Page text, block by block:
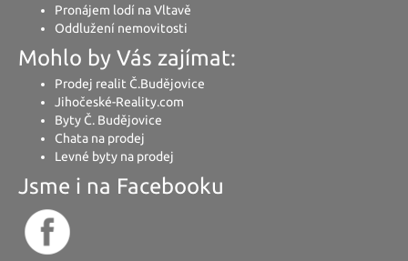
Pronájem lodí na Vltavě
Oddlužení nemovitosti
Mohlo by Vás zajímat:
Prodej realit Č.Budějovice
Jihočeské-Reality.com
Byty Č. Budějovice
Chata na prodej
Levné byty na prodej
Jsme i na Facebooku